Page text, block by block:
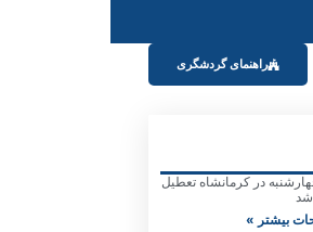
راهنمای گردشگری
در کرمانشاه تعطیل
شد
بیشتر »